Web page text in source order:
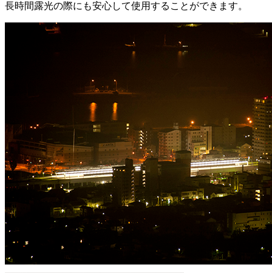
長時間露光の際にも安心して使用することができます。